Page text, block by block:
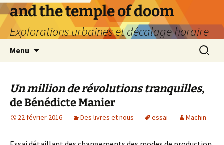
Aller
au
contenu
and the temple of doom
Explorations urbaines et décalage horaire
Menu
Un million de révolutions tranquilles,
de Bénédicte Manier
22 février 2016 Des livres et nous essai Machin